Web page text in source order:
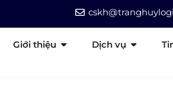
Giới thiệu Dịch vụ